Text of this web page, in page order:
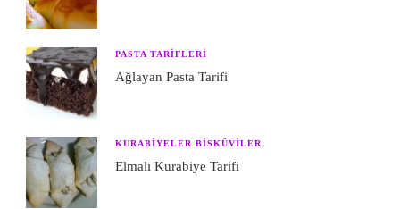
PASTA TARIFLERI
Ağlayan Pasta Tarifi
KURABIYELER BISKÜVILER
Elmalı Kurabiye Tarifi